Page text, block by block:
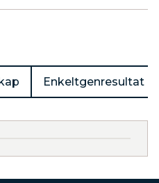
Enkeltgenresultat